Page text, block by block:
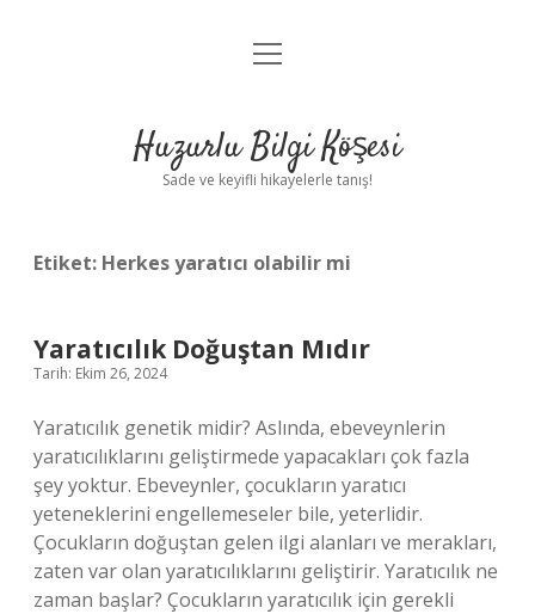
Anasayfa
Yasal Uyarı
menüyü
Huzurlu Bilgi Köşesi
Sade ve keyifli hikayelerle tanış!
Etiket: Herkes yaratıcı olabilir mi
Yaratıcılık Doğuştan Mıdır
Tarih: Ekim 26, 2024
Yaratıcılık genetik midir? Aslında, ebeveynlerin
yaratıcılıklarını geliştirmede yapacakları çok fazla
şey yoktur. Ebeveynler, çocukların yaratıcı
yeteneklerini engellemeseler bile, yeterlidir.
Çocukların doğuştan gelen ilgi alanları ve merakları,
zaten var olan yaratıcılıklarını geliştirir. Yaratıcılık ne
zaman başlar? Çocukların yaratıcılık için gerekli